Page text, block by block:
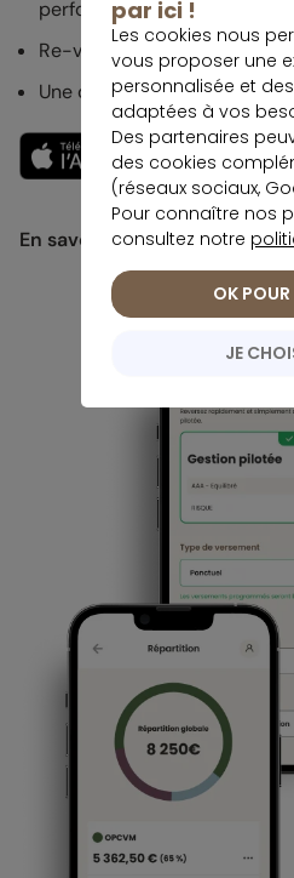
performances au jour le jour.
Re-versez facilement.
Une question ? Echangez
En savoir plus
par ici !
Les cookies nous
vous proposer une
personnalisée et
adaptées à vos
Des partenaires
des cookies
(réseaux sociaux,
Pour connaître nos
consultez notre
JE
OK